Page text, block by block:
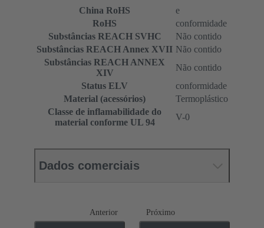
China RoHS
e
RoHS
conformidade
Substâncias REACH SVHC
Não contido
Substâncias REACH Annex XVII Não contido
Substâncias REACH ANNEX
XIV
Não contido
Status ELV
conformidade
Material (acessórios)
Termoplástico
Classe de inflamabilidade do
material conforme UL 94
V-0
Dados comerciais
Anterior Próximo